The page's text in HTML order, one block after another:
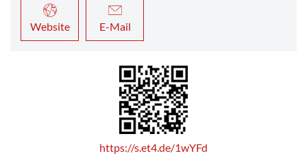
Website E-Mail
https://s.et4.de/1wYFd